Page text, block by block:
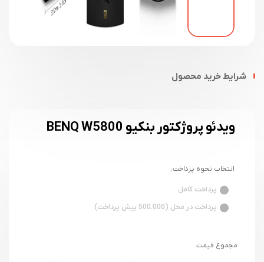
شرایط خرید محصول
ویدئو پروژکتور بنکیو BENQ W5800
انتخاب نحوه پرداخت:
پرداخت کامل
پرداخت در محل (500.000 پیش پرداخت)
مجموع قیمت